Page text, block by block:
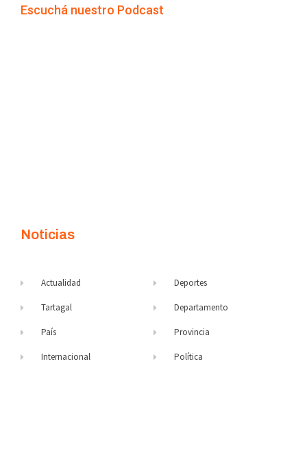
Escuchá nuestro Podcast
Noticias
Actualidad
Tartagal
País
Internacional
Deportes
Departamento
Provincia
Política